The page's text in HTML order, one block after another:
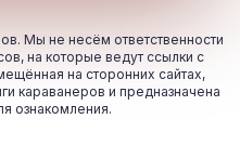
Мы не несём ответственности
на которые ведут ссылки с
на сторонних сайтах,
караванеров и предназначена
ознакомления.